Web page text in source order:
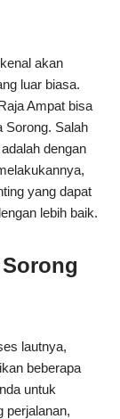
akan
luar biasa.
Ampat bisa
Sorong. Salah
dengan
yang dapat
lebih baik.
lautnya,
beberapa
untuk
perjalanan,